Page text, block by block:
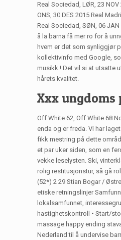
Real Sociedad, LØR, 23
ONS, 30 DES 2015 Real
Real Sociedad, SØN, 06
å la barna få mer ro for å
hvem er det som synliggjør
kollektivinfo med Google,
musikk ! Det vil si at utsatte
hårets kvalitet.
Xxx
Off White 62, Off White 68
enda og er freda. Vi har
fikk mestring på dette
et par uker siden, som en
vekke leselysten. Ski,
rolig restitusjonstur, så gå
(52*) 2 29 Stian Bogar /
etiske retningslinjer
lokalsamfunnet,
hastighetskontroll • Start/
massage happy ending
Nederland til å undervise